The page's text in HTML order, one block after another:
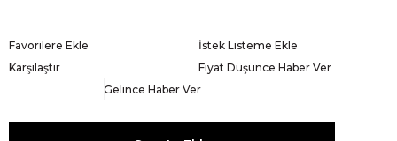
Favorilere Ekle
İstek Listeme Ekle
Karşılaştır
Fiyat Düşünce Haber Ver
Gelince Haber Ver